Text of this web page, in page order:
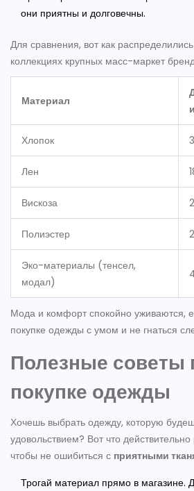
они приятны и долговечны.
Для сравнения, вот как
коллекциях крупных масс-маркет
Материал
Хлопок
Лен
Вискоза
Полиэстер
Эко-материалы (тенсел,
модал)
Мода и комфорт спокойно уживаются,
покупке одежды с умом и не гнаться
Полезные советы
покупке одежды
Хочешь выбрать одежду, которую
удовольствием? Вот что
чтобы не ошибиться с приятными
Трогай материал прямо в магазине.